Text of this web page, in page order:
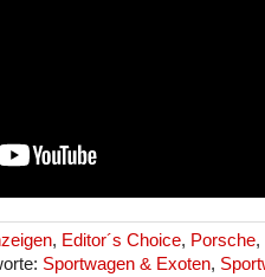
, Editor´s Choice, Porsche,
Sportwagen & Exoten,